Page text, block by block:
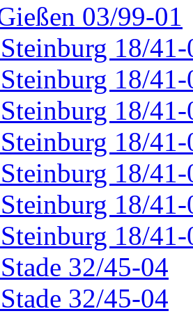
03/99-01
18/41-
18/41-
18/41-
18/41-
18/41-
18/41-
18/41-
32/45-04
32/45-04